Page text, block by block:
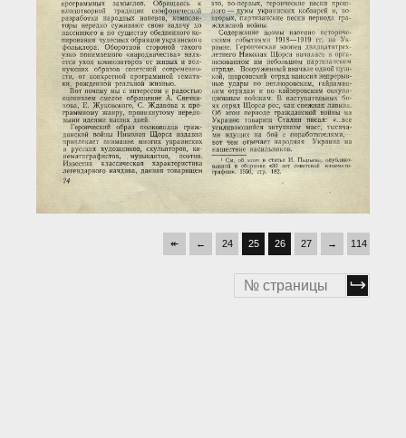
↞ ← 24 25 26 27 → 114